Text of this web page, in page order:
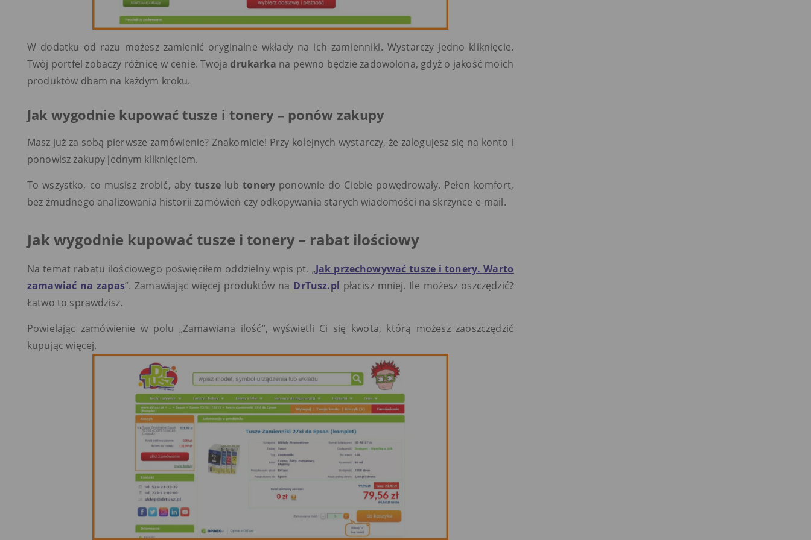
W dodatku od razu możesz zamienić oryginalne wkłady na ich zamienniki. Wystarczy jedno kliknięcie.
Twój portfel zobaczy różnicę w cenie. Twoja drukarka na pewno będzie zadowolona, gdyż o jakość moich
produktów dbam na każdym kroku.
Jak wygodnie kupować tusze i tonery – ponów zakupy
Masz już za sobą pierwsze zamówienie? Znakomicie! Przy kolejnych wystarczy, że zalogujesz się na konto i
ponowisz zakupy jednym kliknięciem.
To wszystko, co musisz zrobić, abytuszelubtonery ponownie do Ciebie powędrowały. Pełen komfort,
bez żmudnego analizowania historii zamówień czy odkopywania starych wiadomości na skrzynce e-mail.
Jak wygodnie kupować tusze i tonery – rabat ilościowy
Na temat rabatu ilościowego poświęciłem oddzielny wpis pt. „Jak przechowywać tusze i tonery. Warto
zamawiać na zapas”. Zamawiając więcej produktów na DrTusz.pl płacisz mniej. Ile możesz oszczędzić?
Łatwo to sprawdzisz.
Powielając zamówienie w polu „Zamawiana ilość”, wyświetli Ci się kwota, którą możesz zaoszczędzić
kupując więcej.